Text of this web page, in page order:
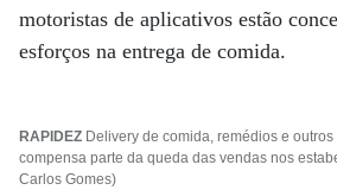
motoristas de aplicativos estão
esforços na entrega de comida.
RAPIDEZ Delivery de comida, remédios e
compensa parte da queda das vendas nos
Carlos Gomes)